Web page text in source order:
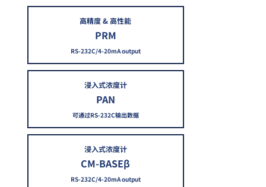
高精度 & 高性能
PRM
RS-232C/4-20mA output
浸入式浓度计
PAN
可通过RS-232C输出数据
浸入式浓度计
CM-BASEβ
RS-232C/4-20mA output